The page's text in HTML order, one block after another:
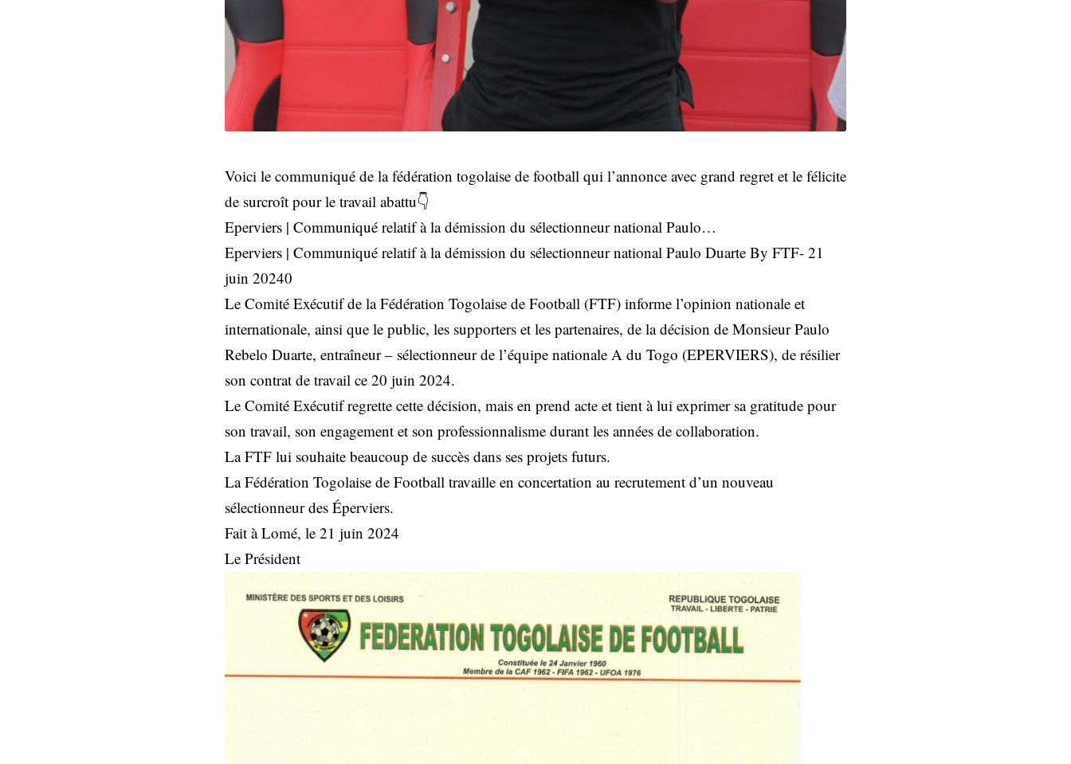
Voici le communiqué de la fédération togolaise de football qui l’annonce avec grand regret et le félicite
de surcroît pour le travail abattu👇
Eperviers | Communiqué relatif à la démission du sélectionneur national Paulo…
Eperviers | Communiqué relatif à la démission du sélectionneur national Paulo Duarte By FTF- 21
juin 20240
Le Comité Exécutif de la Fédération Togolaise de Football (FTF) informe l’opinion nationale et
internationale, ainsi que le public, les supporters et les partenaires, de la décision de Monsieur Paulo
Rebelo Duarte, entraîneur – sélectionneur de l’équipe nationale A du Togo (EPERVIERS), de résilier
son contrat de travail ce 20 juin 2024.
Le Comité Exécutif regrette cette décision, mais en prend acte et tient à lui exprimer sa gratitude pour
son travail, son engagement et son professionnalisme durant les années de collaboration.
La FTF lui souhaite beaucoup de succès dans ses projets futurs.
La Fédération Togolaise de Football travaille en concertation au recrutement d’un nouveau
sélectionneur des Éperviers.
Fait à Lomé, le 21 juin 2024
Le Président